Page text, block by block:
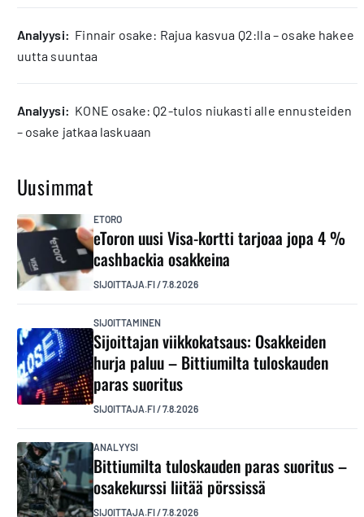
analyysi: Finnair osake: Rajua kasvua Q2:lla – osake hakee
uutta suuntaa
analyysi: KONE osake: Q2-tulos niukasti alle ennusteiden
– osake jatkaa laskuaan
Uusimmat
ETORO
eToron uusi Visa-kortti tarjoaa jopa 4 %
cashbackia osakkeina
SIJOITTAJA.FI/7.8.2026
SIJOITTAMINEN
Sijoittajan viikkokatsaus: Osakkeiden
hurja paluu – Bittiumilta tuloskauden
paras suoritus
SIJOITTAJA.FI/7.8.2026
ANALYYSI
Bittiumilta tuloskauden paras suoritus –
osakekurssi liitää pörssissä
SIJOITTAJA.FI/7.8.2026